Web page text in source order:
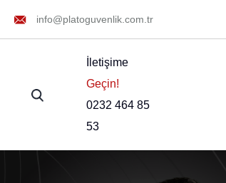
info@platoguvenlik.com.tr
İletişime
Geçin!
0232 464 85
53